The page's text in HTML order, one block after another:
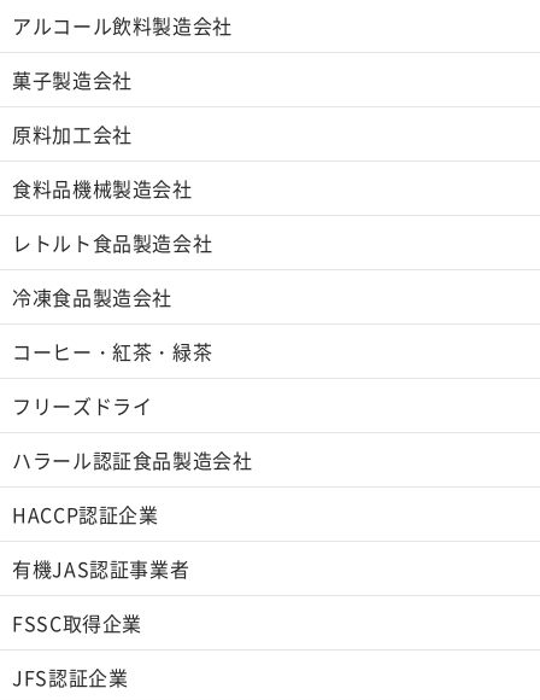
アルコール飲料製造会社
菓子製造会社
原料加工会社
食料品機械製造会社
レトルト食品製造会社
冷凍食品製造会社
コーヒー・紅茶・緑茶
フリーズドライ
ハラール認証食品製造会社
HACCP認証企業
有機JAS認証事業者
FSSC取得企業
JFS認証企業